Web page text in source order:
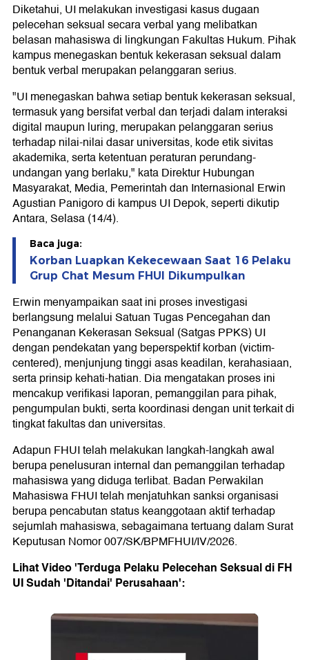
Diketahui, UI melakukan investigasi kasus dugaan
pelecehan seksual secara verbal yang melibatkan
belasan mahasiswa di lingkungan Fakultas Hukum. Pihak
kampus menegaskan bentuk kekerasan seksual dalam
bentuk verbal merupakan pelanggaran serius.
"UI menegaskan bahwa setiap bentuk kekerasan seksual,
termasuk yang bersifat verbal dan terjadi dalam interaksi
digital maupun luring, merupakan pelanggaran serius
terhadap nilai-nilai dasar universitas, kode etik sivitas
akademika, serta ketentuan peraturan perundang-
undangan yang berlaku," kata Direktur Hubungan
Masyarakat, Media, Pemerintah dan Internasional Erwin
Agustian Panigoro di kampus UI Depok, seperti dikutip
Antara, Selasa (14/4).
Baca juga:
Korban Luapkan Kekecewaan Saat 16 Pelaku
Grup Chat Mesum FHUI Dikumpulkan
Erwin menyampaikan saat ini proses investigasi
berlangsung melalui Satuan Tugas Pencegahan dan
Penanganan Kekerasan Seksual (Satgas PPKS) UI
dengan pendekatan yang beperspektif korban (victim-
centered), menjunjung tinggi asas keadilan, kerahasiaan,
serta prinsip kehati-hatian. Dia mengatakan proses ini
mencakup verifikasi laporan, pemanggilan para pihak,
pengumpulan bukti, serta koordinasi dengan unit terkait di
tingkat fakultas dan universitas.
Adapun FHUI telah melakukan langkah-langkah awal
berupa penelusuran internal dan pemanggilan terhadap
mahasiswa yang diduga terlibat. Badan Perwakilan
Mahasiswa FHUI telah menjatuhkan sanksi organisasi
berupa pencabutan status keanggotaan aktif terhadap
sejumlah mahasiswa, sebagaimana tertuang dalam Surat
Keputusan Nomor 007/SK/BPMFHUI/IV/2026.
Lihat Video 'Terduga Pelaku Pelecehan Seksual di FH
UI Sudah 'Ditandai' Perusahaan':